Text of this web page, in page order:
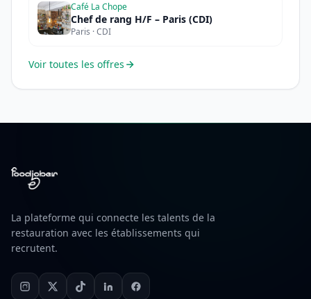
Café La Chope
Chef de rang H/F – Paris (CDI)
Paris · CDI
Voir toutes les offres
La plateforme qui connecte les talents de la
restauration avec les établissements qui
recrutent.